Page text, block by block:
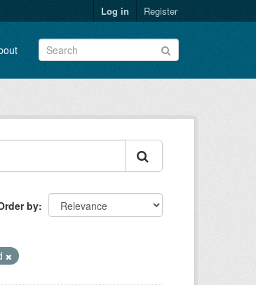
Log in Register
by